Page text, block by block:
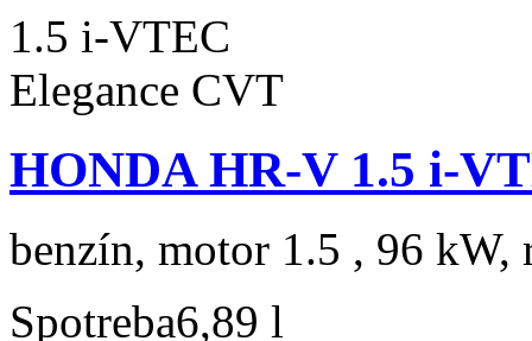
HONDA HR-V 1.5 i-
benzín, motor 1.5 , 96 kW,
Spotreba6,89 l